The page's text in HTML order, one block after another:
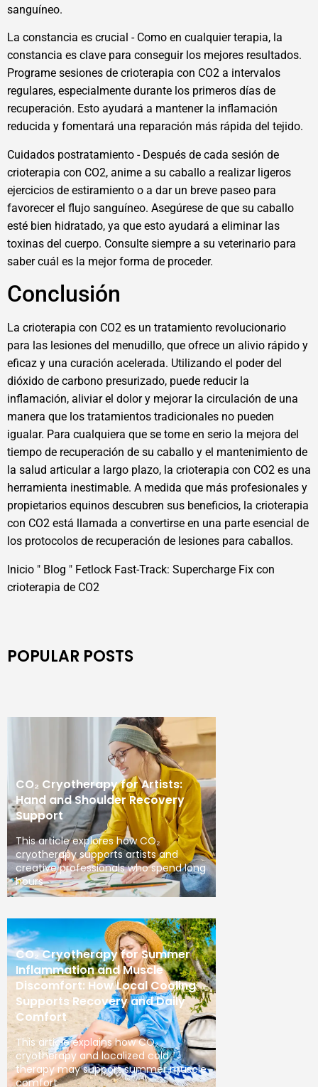
sanguíneo.
La constancia es crucial - Como en cualquier terapia, la
constancia es clave para conseguir los mejores resultados.
Programe sesiones de crioterapia con CO2 a intervalos
regulares, especialmente durante los primeros días de
recuperación. Esto ayudará a mantener la inflamación
reducida y fomentará una reparación más rápida del tejido.
Cuidados postratamiento - Después de cada sesión de
crioterapia con CO2, anime a su caballo a realizar ligeros
ejercicios de estiramiento o a dar un breve paseo para
favorecer el flujo sanguíneo. Asegúrese de que su caballo
esté bien hidratado, ya que esto ayudará a eliminar las
toxinas del cuerpo. Consulte siempre a su veterinario para
saber cuál es la mejor forma de proceder.
Conclusión
La crioterapia con CO2 es un tratamiento revolucionario
para las lesiones del menudillo, que ofrece un alivio rápido y
eficaz y una curación acelerada. Utilizando el poder del
dióxido de carbono presurizado, puede reducir la
inflamación, aliviar el dolor y mejorar la circulación de una
manera que los tratamientos tradicionales no pueden
igualar. Para cualquiera que se tome en serio la mejora del
tiempo de recuperación de su caballo y el mantenimiento de
la salud articular a largo plazo, la crioterapia con CO2 es una
herramienta inestimable. A medida que más profesionales y
propietarios equinos descubren sus beneficios, la crioterapia
con CO2 está llamada a convertirse en una parte esencial de
los protocolos de recuperación de lesiones para caballos.
Inicio " Blog " Fetlock Fast-Track: Supercharge Fix con
crioterapia de CO2
POPULAR POSTS
CO₂ Cryotherapy for Artists:
Hand and Shoulder Recovery
Support
This article explores how CO₂
cryotherapy supports artists and
creative professionals who spend long
hours
CO₂ Cryotherapy for Summer
Inflammation and Muscle
Discomfort: How Local Cooling
Supports Recovery and Daily
Comfort
This article explains how CO₂
cryotherapy and localized cold
therapy may support summer muscle
comfort